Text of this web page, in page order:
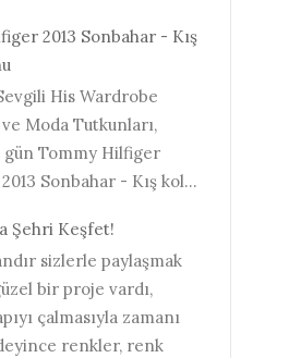
2013 Sonbahar - Kış
His Wardrobe
Moda Tutkunları,
gün Tommy Hilfiger
Sonbahar - Kış kol...
Şehri Keşfet!
sizlerle paylaşmak
bir proje vardı,
çalmasıyla zamanı
renkler, renk